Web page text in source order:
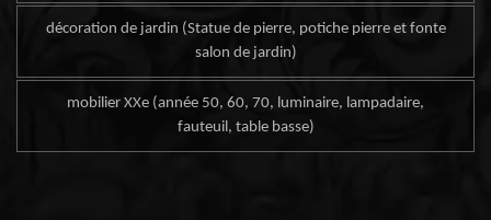
décoration de jardin (Statue de pierre, potiche pierre et fonte
salon de jardin)
mobilier XXe (année 50, 60, 70, luminaire, lampadaire,
fauteuil, table basse)